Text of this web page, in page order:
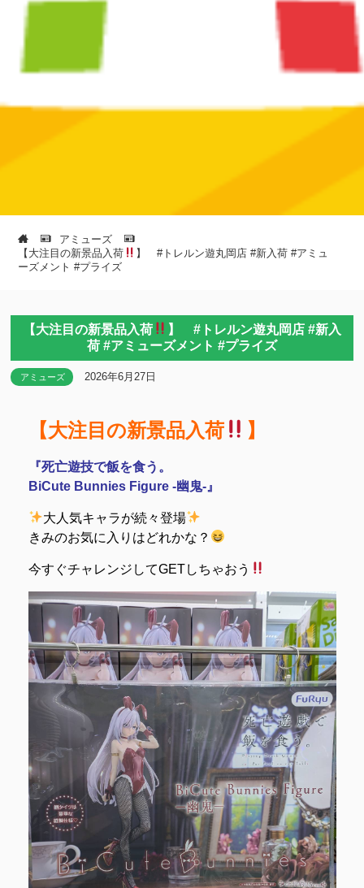
アミューズ
【大注目の新景品入荷
】 #トレルン遊丸岡店 #新入荷 #アミュ
ーズメント #プライズ
【大注目の新景品入荷
】 #トレルン遊丸岡店 #新入
荷 #アミューズメント #プライズ
アミューズ 2026年6月27日
【大注目の新景品入荷 】
『死亡遊技で飯を食う。
BiCute Bunnies Figure -幽鬼-』
大人気キャラが続々登場
きみのお気に入りはどれかな？
今すぐチャレンジしてGETしちゃおう